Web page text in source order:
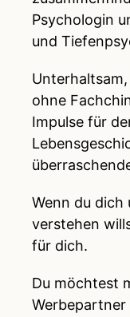
Psychologin
und
ohne
Impulse für
Wenn du dich
verstehen
für dich.
Du möchtest